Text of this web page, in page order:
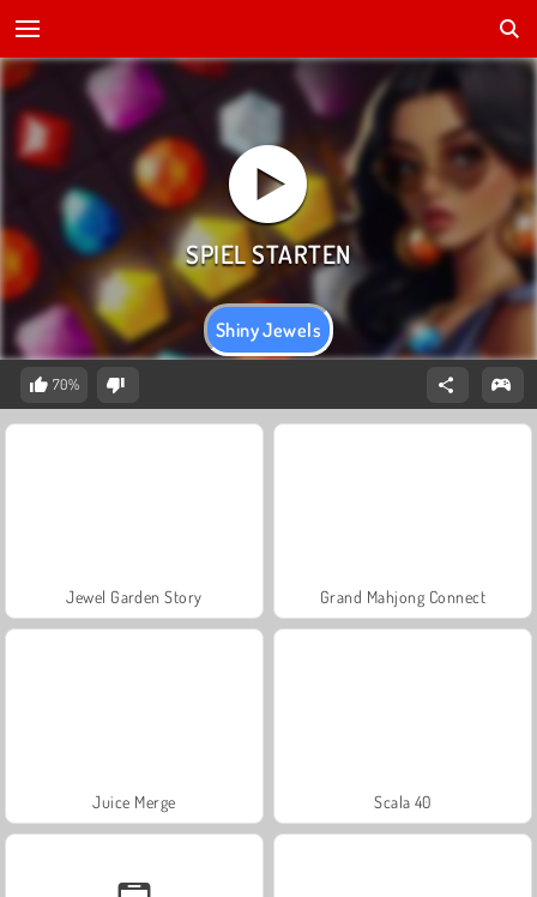
Shiny Jewels
70%
Jewel Garden Story Grand Mahjong Connect
Juice Merge Scala 40